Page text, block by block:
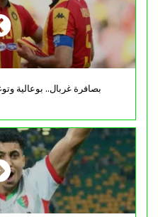
بصافرة غربال.. بوعالية